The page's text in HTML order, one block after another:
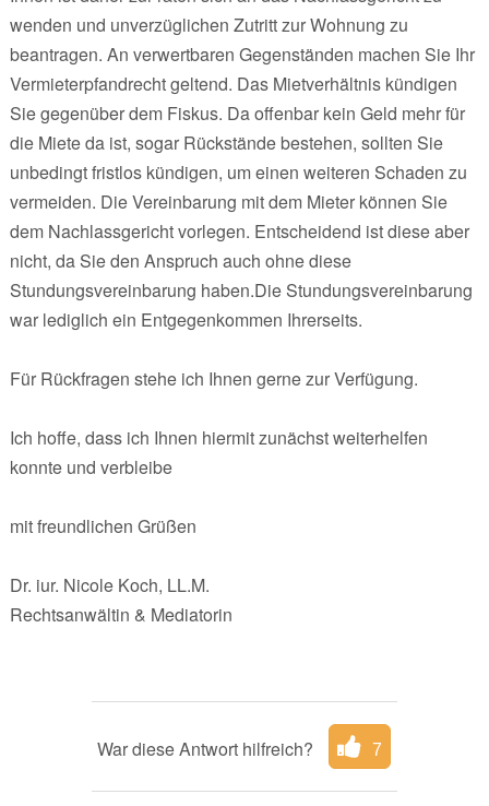
wenden und unverzüglichen Zutritt zur Wohnung zu
beantragen. An verwertbaren Gegenständen machen Sie Ihr
Vermieterpfandrecht geltend. Das Mietverhältnis kündigen
Sie gegenüber dem Fiskus. Da offenbar kein Geld mehr für
die Miete da ist, sogar Rückstände bestehen, sollten Sie
unbedingt fristlos kündigen, um einen weiteren Schaden zu
vermeiden. Die Vereinbarung mit dem Mieter können Sie
dem Nachlassgericht vorlegen. Entscheidend ist diese aber
nicht, da Sie den Anspruch auch ohne diese
Stundungsvereinbarung haben.Die Stundungsvereinbarung
war lediglich ein Entgegenkommen Ihrerseits.
Für Rückfragen stehe ich Ihnen gerne zur Verfügung.
Ich hoffe, dass ich Ihnen hiermit zunächst weiterhelfen
konnte und verbleibe
mit freundlichen Grüßen
Dr. iur. Nicole Koch, LL.M.
Rechtsanwältin & Mediatorin
War diese Antwort hilfreich? 7